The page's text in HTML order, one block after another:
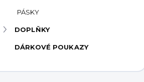
PÁSKY
DOPLŇKY
DÁRKOVÉ POUKAZY